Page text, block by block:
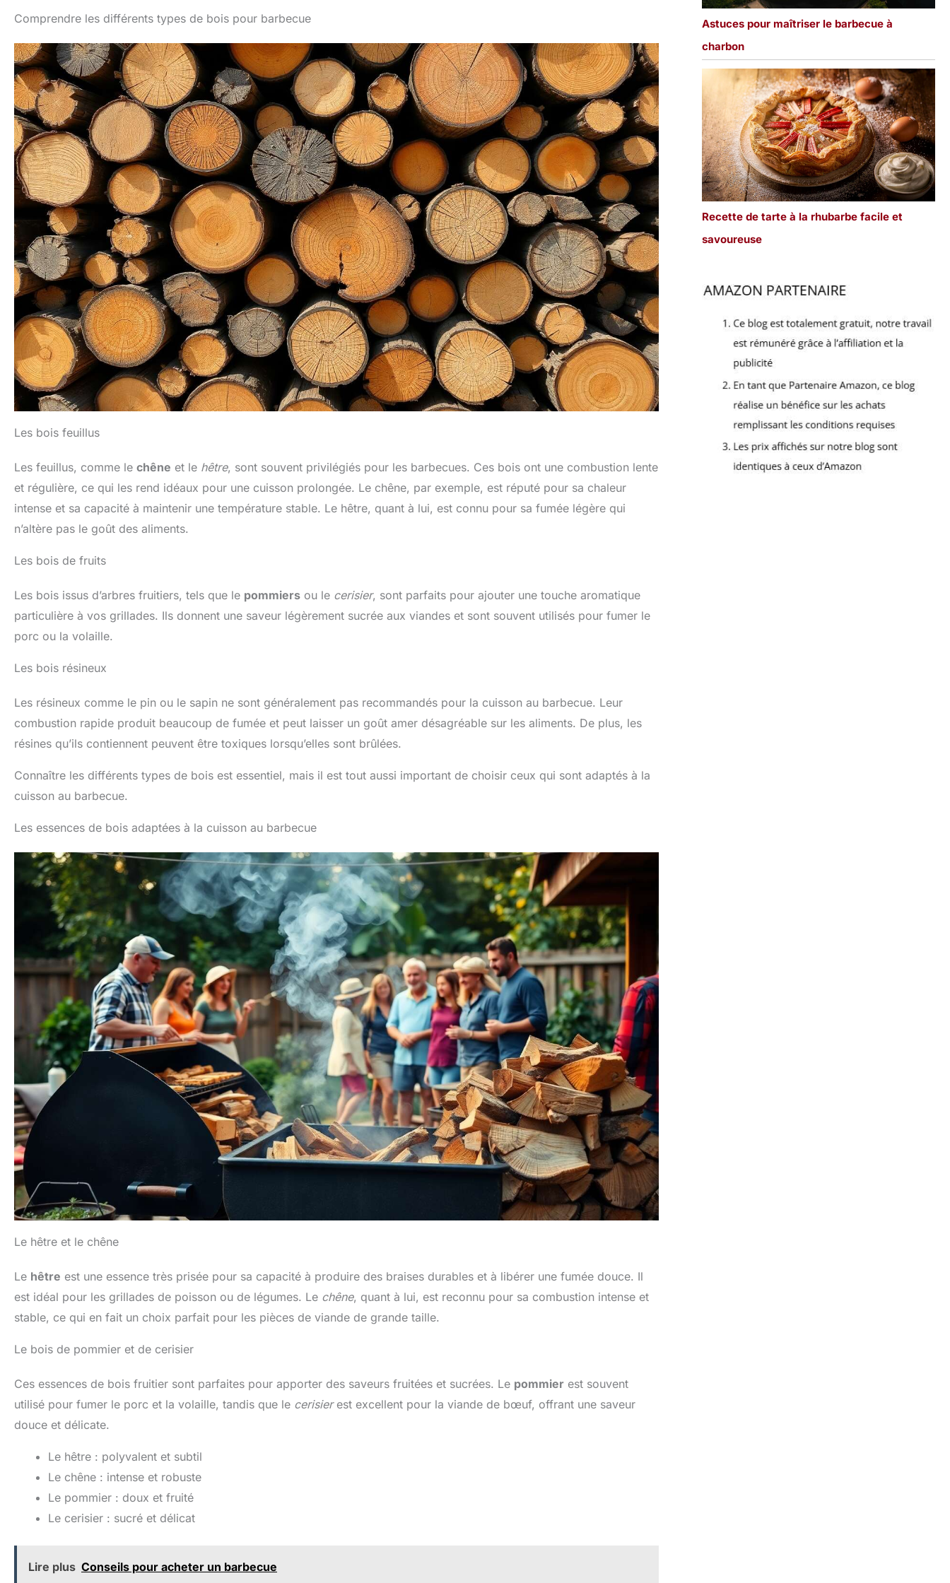
Comprendre les différents types de bois pour barbecue
Les bois feuillus
Les feuillus, comme le chêne et le hêtre, sont souvent privilégiés pour les barbecues. Ces bois ont une combustion lente
et régulière, ce qui les rend idéaux pour une cuisson prolongée. Le chêne, par exemple, est réputé pour sa chaleur
intense et sa capacité à maintenir une température stable. Le hêtre, quant à lui, est connu pour sa fumée légère qui
n’altère pas le goût des aliments.
Les bois de fruits
Les bois issus d’arbres fruitiers, tels que le pommiers ou le cerisier, sont parfaits pour ajouter une touche aromatique
particulière à vos grillades. Ils donnent une saveur légèrement sucrée aux viandes et sont souvent utilisés pour fumer le
porc ou la volaille.
Les bois résineux
Les résineux comme le pin ou le sapin ne sont généralement pas recommandés pour la cuisson au barbecue. Leur
combustion rapide produit beaucoup de fumée et peut laisser un goût amer désagréable sur les aliments. De plus, les
résines qu’ils contiennent peuvent être toxiques lorsqu’elles sont brûlées.
Connaître les différents types de bois est essentiel, mais il est tout aussi important de choisir ceux qui sont adaptés à la
cuisson au barbecue.
Les essences de bois adaptées à la cuisson au barbecue
Le hêtre et le chêne
Le hêtre est une essence très prisée pour sa capacité à produire des braises durables et à libérer une fumée douce. Il
est idéal pour les grillades de poisson ou de légumes. Le chêne, quant à lui, est reconnu pour sa combustion intense et
stable, ce qui en fait un choix parfait pour les pièces de viande de grande taille.
Le bois de pommier et de cerisier
Ces essences de bois fruitier sont parfaites pour apporter des saveurs fruitées et sucrées. Le pommier est souvent
utilisé pour fumer le porc et la volaille, tandis que le cerisierest excellent pour la viande de bœuf, offrant une saveur
douce et délicate.
Le hêtre : polyvalent et subtil
Le chêne : intense et robuste
Le pommier : doux et fruité
Le cerisier : sucré et délicat
Lire plus Conseils pour acheter un barbecue
Astuces pour maîtriser le barbecue à
charbon
Recette de tarte à la rhubarbe facile et
savoureuse